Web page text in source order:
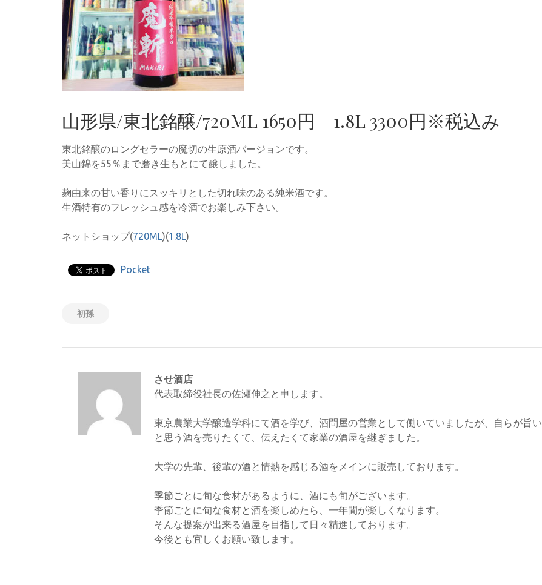
山形県/東北銘醸/720ML 1650円 1.8L 3300円※税込み
東北銘醸のロングセラーの魔切の生原酒バージョンです。
美山錦を55％まで磨き生もとにて醸しました。
麹由来の甘い香りにスッキリとした切れ味のある純米酒です。
生酒特有のフレッシュ感を冷酒でお楽しみ下さい。
ネットショップ(720ML)(1.8L)
Pocket
初孫
させ酒店
代表取締役社長の佐瀬伸之と申します。
東京農業大学醸造学科にて酒を学び、酒問屋の営業として働いていましたが、自らが旨い
と思う酒を売りたくて、伝えたくて家業の酒屋を継ぎました。
大学の先輩、後輩の酒と情熱を感じる酒をメインに販売しております。
季節ごとに旬な食材があるように、酒にも旬がございます。
季節ごとに旬な食材と酒を楽しめたら、一年間が楽しくなります。
そんな提案が出来る酒屋を目指して日々精進しております。
今後とも宜しくお願い致します。